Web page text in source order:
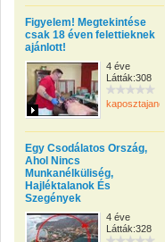
Figyelem! Megtekintése
csak 18 éven felettieknek
ajánlott!
4 éve
Látták:308
kaposztajanos
Egy Csodálatos Ország,
Ahol Nincs
Munkanélküliség,
Hajléktalanok És
Szegények
4 éve
Látták:328